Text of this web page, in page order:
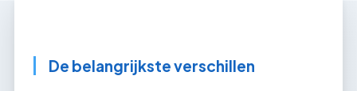
De belangrijkste verschillen